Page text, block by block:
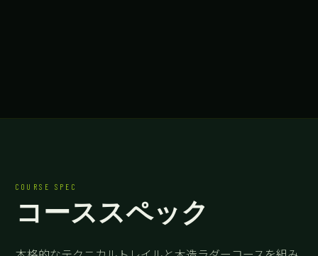
COURSE SPEC
コーススペック